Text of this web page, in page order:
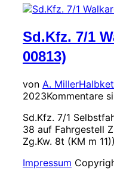
Sd.Kfz. 7/1
00813)
von A. Miller
2023Kommentare
Sd.Kfz. 7/1
38 auf Fahrgestell
Zg.Kw. 8t (KM m
Impressum